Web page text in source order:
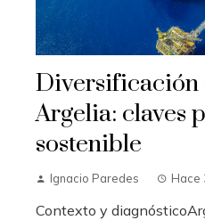
Diversificación
Argelia: claves
sostenible
Ignacio Paredes Hace
Contexto y